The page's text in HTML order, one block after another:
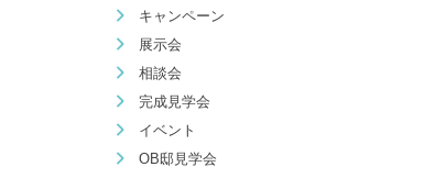
キャンペーン
展示会
相談会
完成見学会
イベント
OB邸見学会